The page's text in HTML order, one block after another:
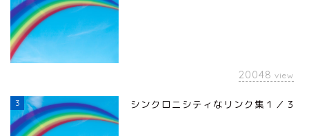
20048 view
3 シンクロニシティなリンク集１／３